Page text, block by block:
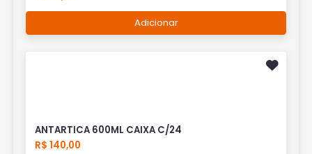
Adicionar
ANTARTICA 600ML CAIXA C/24
R$ 140,00